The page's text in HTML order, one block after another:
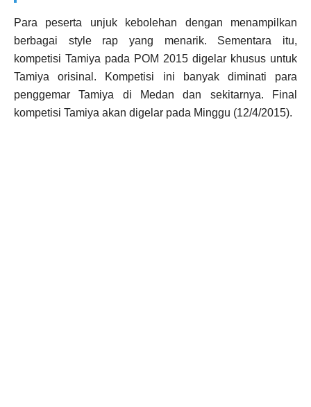
Para peserta unjuk kebolehan dengan menampilkan
berbagai style rap yang menarik. Sementara itu,
kompetisi Tamiya pada POM 2015 digelar khusus untuk
Tamiya orisinal. Kompetisi ini banyak diminati para
penggemar Tamiya di Medan dan sekitarnya. Final
kompetisi Tamiya akan digelar pada Minggu (12/4/2015).